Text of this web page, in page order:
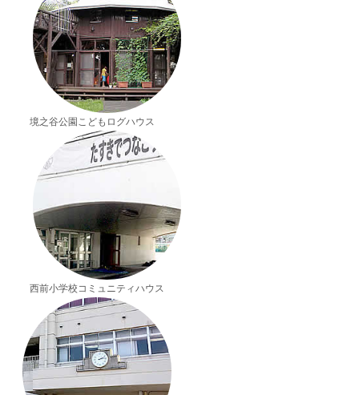
境之谷公園こどもログハウス
西前小学校コミュニティハウス